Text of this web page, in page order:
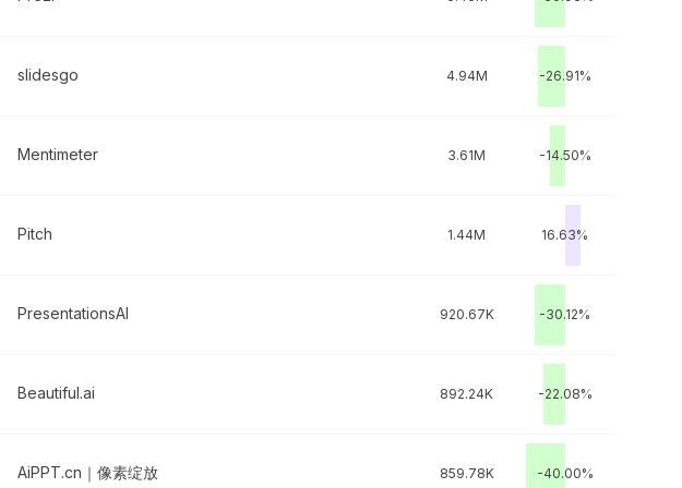
slidesgo 4.94M -26.91%
Mentimeter 3.61M -14.50%
Pitch 1.44M 16.63%
PresentationsAI 920.67K -30.12%
Beautiful.ai 892.24K -22.08%
AiPPT.cn｜像素绽放 859.78K -40.00%